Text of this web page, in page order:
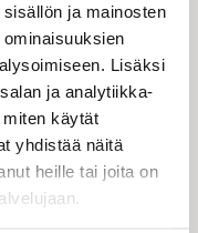
ja mainosten
Lisäksi
ja analytiikka-
käytät
yhdistää näitä
heille tai joita on
että
osa kaikkia
että
ja
yksi